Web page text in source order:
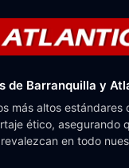
de Barranquilla y
más altos estándares
ético, asegurando
en todo